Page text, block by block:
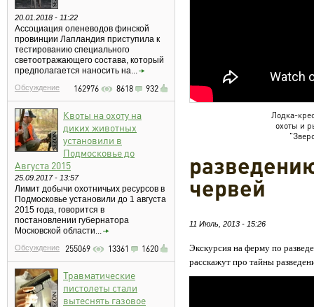
20.01.2018 - 11:22
Ассоциация оленеводов финской
провинции Лапландия приступила к
тестированию специального
светоотражающего состава, который
предполагается наносить на...
Обсуждение 162976 8618 932
Квоты на охоту на
диких животных
установили в
Подмосковье до
Августа 2015
25.09.2017 - 13:57
Лимит добычи охотничьих ресурсов в
Подмосковье установили до 1 августа
2015 года, говорится в
постановлении губернатора
Московской области...
Обсуждение 255069 13361 1620
Травматические
пистолеты стали
вытеснять газовое
Лодка-
охоты и
червей
11 Июль, 2013 - 15:26
Экскурсия на ферму по
расскажут про тайны